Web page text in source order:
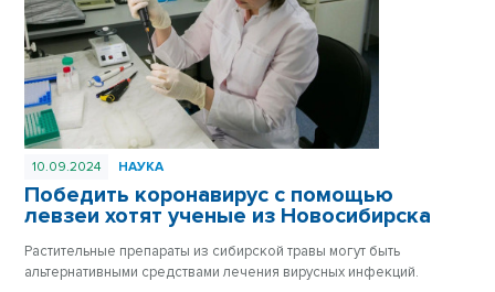
10.09.2024 НАУКА
Победить коронавирус с помощью
левзеи хотят ученые из Новосибирска
Растительные препараты из сибирской травы могут быть
альтернативными средствами лечения вирусных инфекций.